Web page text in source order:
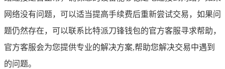
网络没有问题，可以适当提高手续费后重新尝试交易，如果问
题仍然存在，可以联系比特派刀锋钱包的官方客服寻求帮助，
官方客服会为您提供专业的解决方案,帮助您解决交易中遇到
的问题。